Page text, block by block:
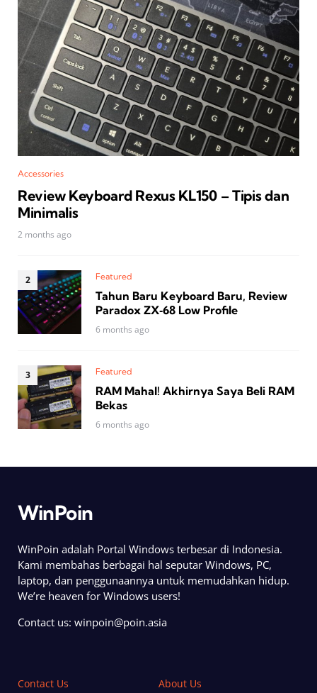
Accessories
Review Keyboard Rexus KL150 – Tipis dan
Minimalis
2 months ago
Featured
Tahun Baru Keyboard Baru, Review
Paradox ZX‑68 Low Profile
6 months ago
Featured
RAM Mahal! Akhirnya Saya Beli RAM
Bekas
6 months ago
WinPoin
WinPoin adalah Portal Windows terbesar di Indonesia.
Kami membahas berbagai hal seputar Windows, PC,
laptop, dan penggunaannya untuk memudahkan hidup.
We’re heaven for Windows users!
Contact us: winpoin@poin.asia
Contact Us
About Us